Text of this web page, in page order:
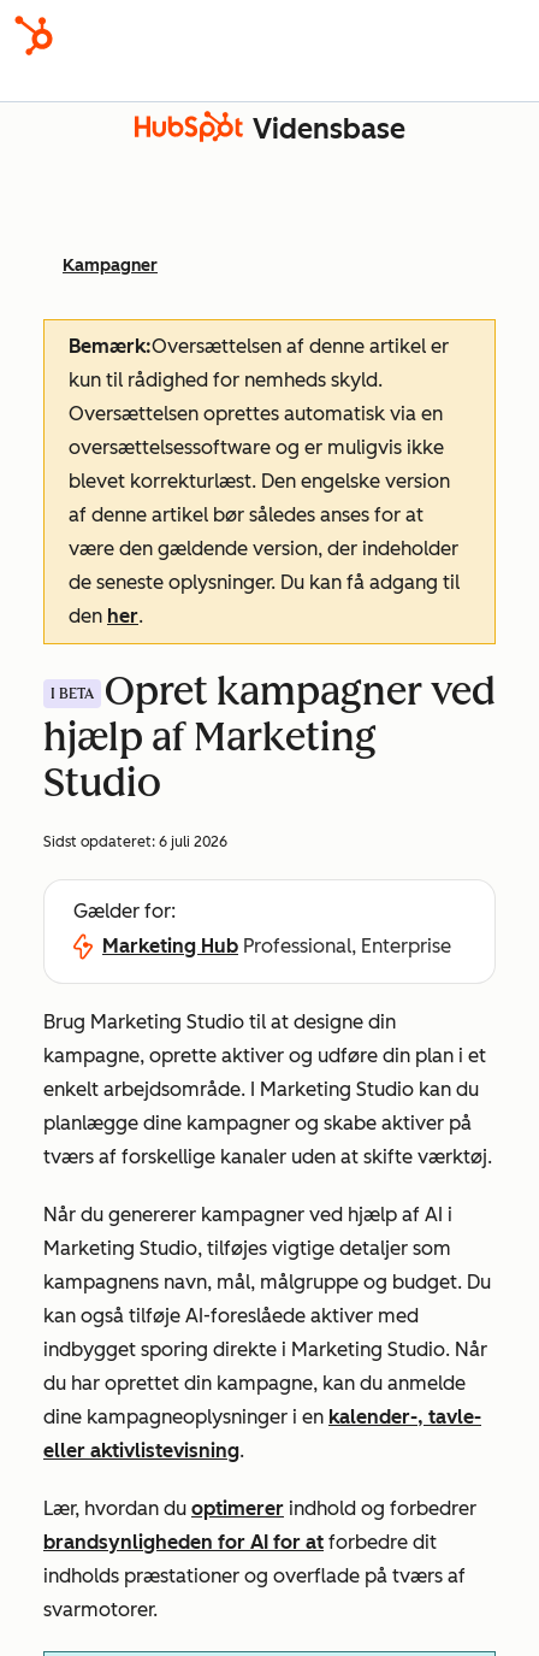
Vidensbase
Kampagner
Bemærk:Oversættelsen af denne artikel er
kun til rådighed for nemheds skyld.
Oversættelsen oprettes automatisk via en
oversættelsessoftware og er muligvis ikke
blevet korrekturlæst. Den engelske version
af denne artikel bør således anses for at
være den gældende version, der indeholder
de seneste oplysninger. Du kan få adgang til
den her.
I BETA
Opret kampagner ved
hjælp af Marketing
Studio
Sidst opdateret: 6 juli 2026
Gælder for:
Marketing Hub Professional, Enterprise
Brug Marketing Studio til at designe din
kampagne, oprette aktiver og udføre din plan i et
enkelt arbejdsområde. I Marketing Studio kan du
planlægge dine kampagner og skabe aktiver på
tværs af forskellige kanaler uden at skifte værktøj.
Når du genererer kampagner ved hjælp af AI i
Marketing Studio, tilføjes vigtige detaljer som
kampagnens navn, mål, målgruppe og budget. Du
kan også tilføje AI-foreslåede aktiver med
indbygget sporing direkte i Marketing Studio. Når
du har oprettet din kampagne, kan du anmelde
dine kampagneoplysninger i en kalender-, tavle-
eller aktivlistevisning.
Lær, hvordan du optimerer indhold og forbedrer
brandsynligheden for AI for at forbedre dit
indholds præstationer og overflade på tværs af
svarmotorer.